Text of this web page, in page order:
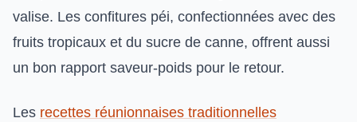
valise. Les confitures péi, confectionnées avec des
fruits tropicaux et du sucre de canne, offrent aussi
un bon rapport saveur-poids pour le retour.
Les recettes réunionnaises traditionnelles